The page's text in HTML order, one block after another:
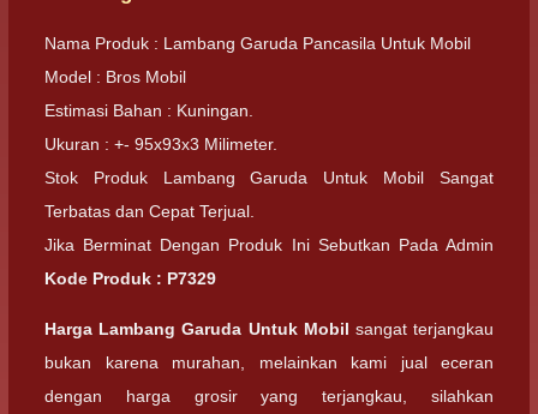
Nama Produk : Lambang Garuda Pancasila Untuk Mobil
Model : Bros Mobil
Estimasi Bahan : Kuningan.
Ukuran : +- 95x93x3 Milimeter.
Stok Produk Lambang Garuda Untuk Mobil Sangat
Terbatas dan Cepat Terjual.
Jika Berminat Dengan Produk Ini Sebutkan Pada Admin
Kode Produk : P7329
Harga Lambang Garuda Untuk Mobil sangat terjangkau
bukan karena murahan, melainkan kami jual eceran
dengan harga grosir yang terjangkau, silahkan